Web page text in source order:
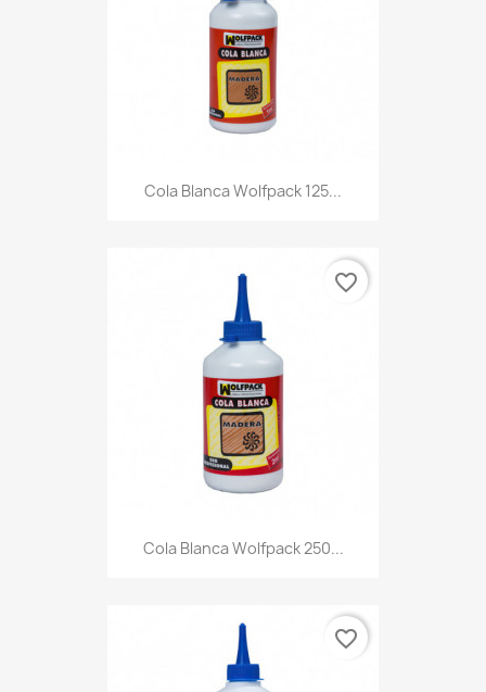
Cola Blanca Wolfpack 125...
Cola Blanca Wolfpack 250...
favorite_border
favorite_border